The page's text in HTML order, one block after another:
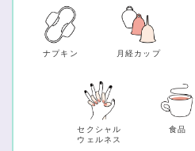
ナプキン 月経カップ
セクシャル
ウェルネス
食品